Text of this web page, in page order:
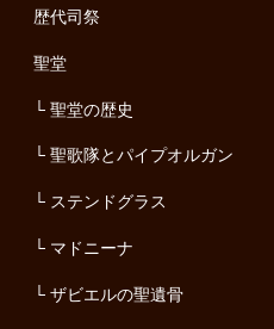
歴代司祭
聖堂
聖堂の歴史
聖歌隊とパイプオルガン
ステンドグラス
マドニーナ
ザビエルの聖遺骨